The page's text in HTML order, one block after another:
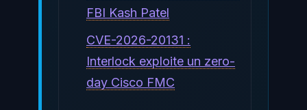
FBI Kash Patel
CVE-2026-20131 :
Interlock exploite un zero-
day Cisco FMC